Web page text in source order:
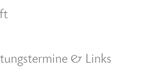
& Links